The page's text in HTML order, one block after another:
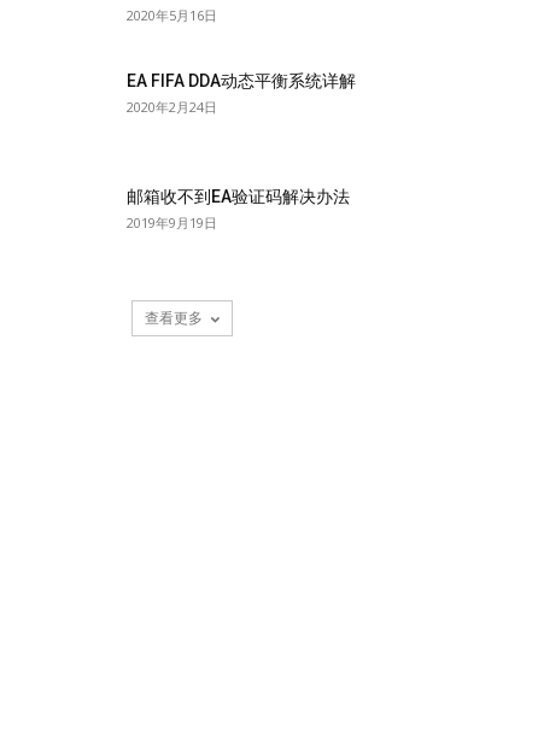
2020年5月16日
EA FIFA DDA动态平衡系统详解
2020年2月24日
邮箱收不到EA验证码解决办法
2019年9月19日
查看更多